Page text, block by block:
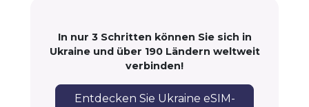
In nur 3 Schritten können Sie sich in
Ukraine und über 190 Ländern weltweit
verbinden!
Entdecken Sie Ukraine eSIM-